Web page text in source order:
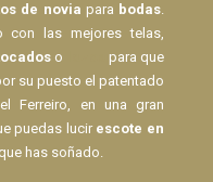
de novia para bodas.
con las mejores telas,
o
para que
su puesto el patentado
Ferreiro, en una gran
puedas lucir escote en
que has soñado.